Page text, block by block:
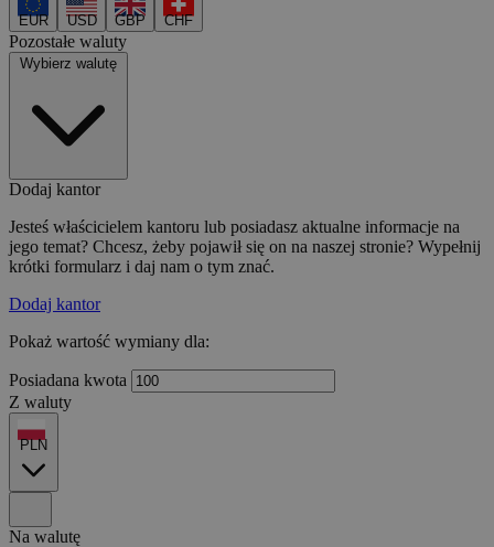
EUR USD GBP CHF
Pozostałe waluty
Wybierz walutę
Dodaj kantor
Jesteś właścicielem kantoru lub posiadasz aktualne informacje na
jego temat? Chcesz, żeby pojawił się on na naszej stronie? Wypełnij
krótki formularz i daj nam o tym znać.
Dodaj kantor
Pokaż wartość wymiany dla:
Posiadana kwota
Z waluty
PLN
Na walutę